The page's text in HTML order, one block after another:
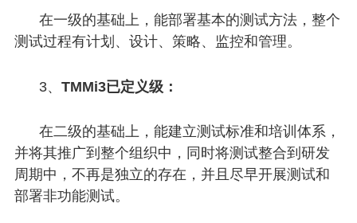
在一级的基础上，能部署基本的测试方法，整个
测试过程有计划、设计、策略、监控和管理。
3、 TMMi3已定义级：
在二级的基础上，能建立测试标准和培训体系，
并将其推广到整个组织中，同时将测试整合到研发
周期中，不再是独立的存在，并且尽早开展测试和
部署非功能测试。